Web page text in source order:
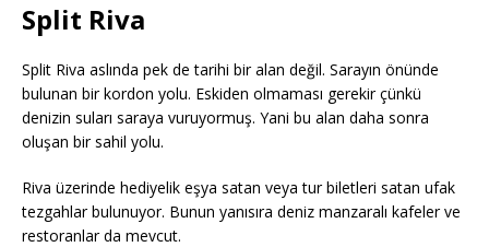
Split Riva
Split Riva aslında pek de tarihi bir alan değil. Sarayın önünde
bulunan bir kordon yolu. Eskiden olmaması gerekir çünkü
denizin suları saraya vuruyormuş. Yani bu alan daha sonra
oluşan bir sahil yolu.
Riva üzerinde hediyelik eşya satan veya tur biletleri satan ufak
tezgahlar bulunuyor. Bunun yanısıra deniz manzaralı kafeler ve
restoranlar da mevcut.